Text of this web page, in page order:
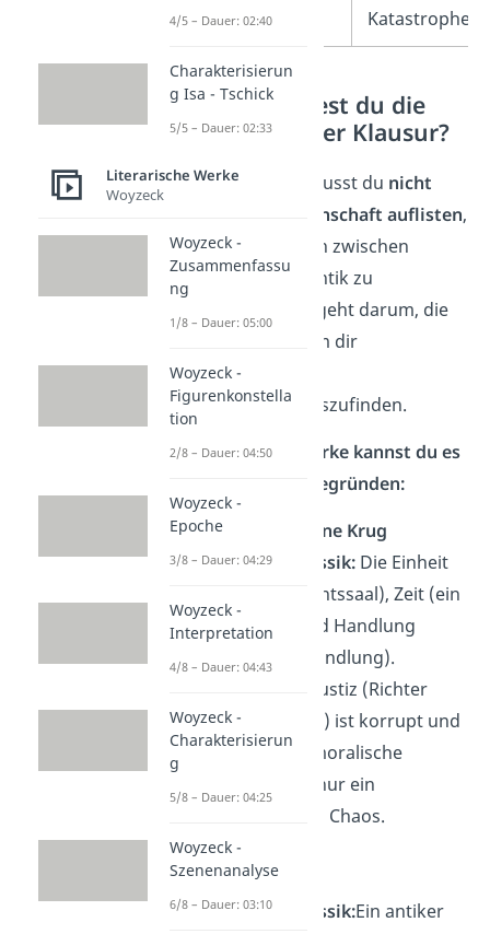
Katastrophe.
Wie begründest du die
Epoche in einer Klausur?
In einer Klausur musst du nicht
jede Epocheneigenschaft auflisten,
um Kleists Position zwischen
Klassik und Romantik zu
verdeutlichen. Es geht darum, die
Merkmale aus dem dir
vorliegenden
Textauszugherauszufinden.
➡️ Für 5 seiner Werke kannst du es
zum Beispiel so begründen:
Der zerbrochene Krug
→Typisch Klassik: Die Einheit
von Ort (Gerichtssaal), Zeit (ein
Vormittag) und Handlung
(Gerichtsverhandlung).
Die Justiz (Richter
Adam als Täter) ist korrupt und
es gibt keine moralische
Besinnung — nur ein
Aufdecken von Chaos.
Penthesilea
→Typisch Klassik:Ein antiker
4/5 – Dauer: 02:40
Charakterisierun
g Isa - Tschick
5/5 – Dauer: 02:33
Literarische Werke
Woyzeck
Woyzeck -
Zusammenfassu
ng
1/8 – Dauer: 05:00
Woyzeck -
Figurenkonstella
tion
2/8 – Dauer: 04:50
Woyzeck -
Epoche
3/8 – Dauer: 04:29
Woyzeck -
Interpretation
4/8 – Dauer: 04:43
Woyzeck -
Charakterisierun
g
5/8 – Dauer: 04:25
Woyzeck -
Szenenanalyse
6/8 – Dauer: 03:10